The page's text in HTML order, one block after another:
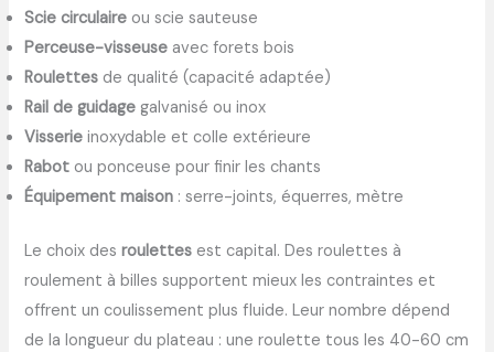
Scie circulaire ou scie sauteuse
Perceuse-visseuse avec forets bois
Roulettes de qualité (capacité adaptée)
Rail de guidage galvanisé ou inox
Visserie inoxydable et colle extérieure
Rabot ou ponceuse pour finir les chants
Équipement maison : serre-joints, équerres, mètre
Le choix desroulettes est capital. Des roulettes à
roulement à billes supportent mieux les contraintes et
offrent un coulissement plus fluide. Leur nombre dépend
de la longueur du plateau : une roulette tous les 40-60 cm